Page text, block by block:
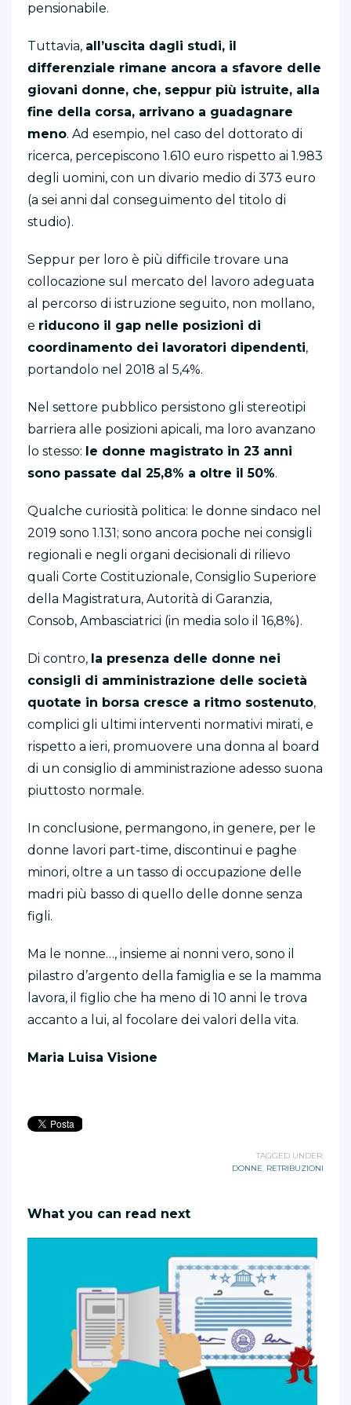
pensionabile.
Tuttavia, all’uscita dagli studi, il
differenziale rimane ancora a sfavore delle
giovani donne, che, seppur più istruite, alla
fine della corsa, arrivano a guadagnare
meno. Ad esempio, nel caso del dottorato di
ricerca, percepiscono 1.610 euro rispetto ai 1.983
degli uomini, con un divario medio di 373 euro
(a sei anni dal conseguimento del titolo di
studio).
Seppur per loro è più difficile trovare una
collocazione sul mercato del lavoro adeguata
al percorso di istruzione seguito, non mollano,
e riducono il gap nelle posizioni di
coordinamento dei lavoratori dipendenti,
portandolo nel 2018 al 5,4%.
Nel settore pubblico persistono gli stereotipi
barriera alle posizioni apicali, ma loro avanzano
lo stesso: le donne magistrato in 23 anni
sono passate dal 25,8% a oltre il 50%.
Qualche curiosità politica: le donne sindaco nel
2019 sono 1.131; sono ancora poche nei consigli
regionali e negli organi decisionali di rilievo
quali Corte Costituzionale, Consiglio Superiore
della Magistratura, Autorità di Garanzia,
Consob, Ambasciatrici (in media solo il 16,8%).
Di contro, la presenza delle donne nei
consigli di amministrazione delle società
quotate in borsa cresce a ritmo sostenuto,
complici gli ultimi interventi normativi mirati, e
rispetto a ieri, promuovere una donna al board
di un consiglio di amministrazione adesso suona
piuttosto normale.
In conclusione, permangono, in genere, per le
donne lavori part-time, discontinui e paghe
minori, oltre a un tasso di occupazione delle
madri più basso di quello delle donne senza
figli.
Ma le nonne…, insieme ai nonni vero, sono il
pilastro d’argento della famiglia e se la mamma
lavora, il figlio che ha meno di 10 anni le trova
accanto a lui, al focolare dei valori della vita.
Maria Luisa Visione
TAGGED UNDER:
DONNE RETRIBUZIONI
What you can read next